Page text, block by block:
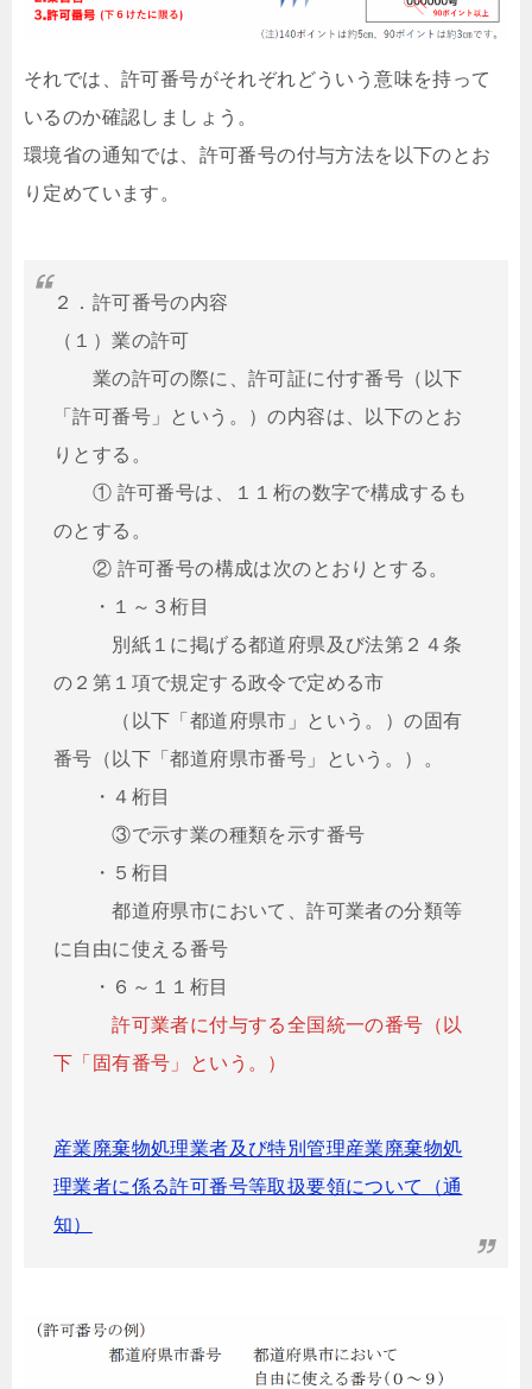
それでは、許可番号がそれぞれどういう意味を持って
いるのか確認しましょう。
環境省の通知では、許可番号の付与方法を以下のとお
り定めています。
２．許可番号の内容
（１）業の許可
業の許可の際に、許可証に付す番号（以下
「許可番号」という。）の内容は、以下のとお
りとする。
① 許可番号は、１１桁の数字で構成するも
のとする。
② 許可番号の構成は次のとおりとする。
・１～３桁目
別紙１に掲げる都道府県及び法第２４条
の２第１項で規定する政令で定める市
（以下「都道府県市」という。）の固有
番号（以下「都道府県市番号」という。）。
・４桁目
③で示す業の種類を示す番号
・５桁目
都道府県市において、許可業者の分類等
に自由に使える番号
・６～１１桁目
許可業者に付与する全国統一の番号（以
下「固有番号」という。）
産業廃棄物処理業者及び特別管理産業廃棄物処
理業者に係る許可番号等取扱要領について（通
知）